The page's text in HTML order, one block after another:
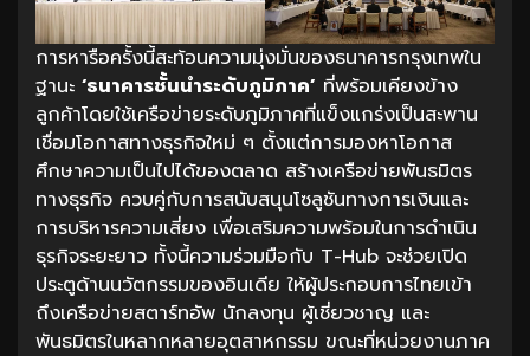
การหารือครั้งนี้สะท้อนความมุ่งมั่นของธนาคารกรุงเทพใน
ฐานะ ‘ธนาคารชั้นนำระดับภูมิภาค’ ที่พร้อมเคียงข้าง
ลูกค้าโดยใช้เครือข่ายระดับภูมิภาคที่แข็งแกร่งเป็นสะพาน
เชื่อมโอกาสทางธุรกิจใหม่ ๆ ตั้งแต่การมองหาโอกาส
ศึกษาความเป็นไปได้ของตลาด สร้างเครือข่ายพันธมิตร
ทางธุรกิจ ควบคู่กับการสนับสนุนโซลูชันทางการเงินและ
การบริหารความเสี่ยง เพื่อเสริมความพร้อมในการดำเนิน
ธุรกิจระยะยาว ทั้งนี้ความร่วมมือกับ T-Hub จะช่วยเปิด
ประตูด้านนวัตกรรมของอินเดีย ให้ผู้ประกอบการไทยเข้า
ถึงเครือข่ายสตาร์ทอัพ นักลงทุน ผู้เชี่ยวชาญ และ
พันธมิตรในหลากหลายอุตสาหกรรม ขณะที่หน่วยงานภาค